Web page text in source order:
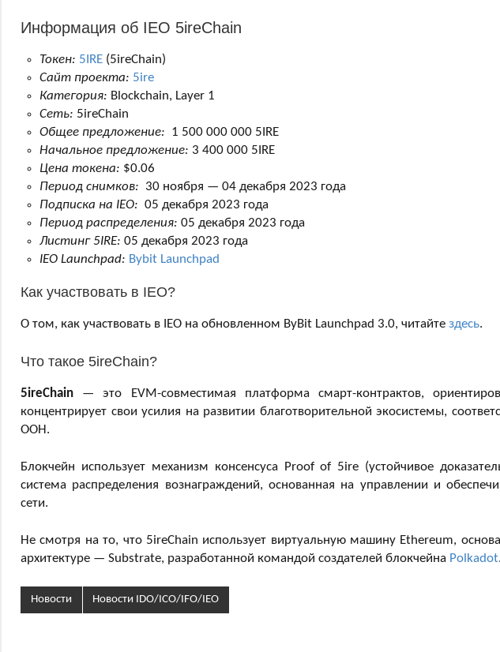
Информация об IEO 5ireChain
Токен: 5IRE (5ireChain)
Сайт проекта: 5ire
Категория: Blockchain, Layer 1
Сеть: 5ireChain
Общее предложение: 1 500 000 000 5IRE
Начальное предложение: 3 400 000 5IRE
Цена токена: $0.06
Период снимков: 30 ноября — 04 декабря 2023 года
Подписка на IEO: 05 декабря 2023 года
Период распределения: 05 декабря 2023 года
Листинг 5IRE: 05 декабря 2023 года
IEO Launchpad: Bybit Launchpad
Как участвовать в IEO?
О том, как участвовать в IEO на обновленном ByBit Launchpad 3.0, читайте здесь.
Что такое 5ireChain?
5ireChain — это EVM-совместимая платформа смарт-контрактов,
концентрирует свои усилия на развитии благотворительной экосистемы,
ООН.
Блокчейн использует механизм консенсуса Proof of 5ire (устойчивое
система распределения вознаграждений, основанная на управлении и
сети.
Не смотря на то, что 5ireChain использует виртуальную машину Ethereum,
архитектуре — Substrate, разработанной командой создателей блокчейна Polkadot.
Новости Новости IDO/ICO/IFO/IEO